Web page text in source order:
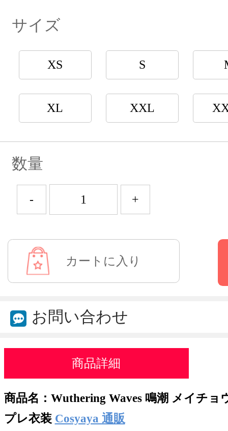
サイズ
XS S
XL XXL
数量
- +
お問い合わせ
商品詳細
商品名： Wuthering Waves 鳴潮 メイチョ
プレ衣装 Cosyaya 通販